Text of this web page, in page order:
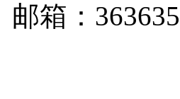
邮箱：